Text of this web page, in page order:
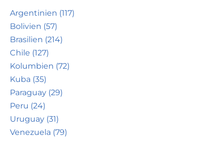
Argentinien (117)
Bolivien (57)
Brasilien (214)
Chile (127)
Kolumbien (72)
Kuba (35)
Paraguay (29)
Peru (24)
Uruguay (31)
Venezuela (79)